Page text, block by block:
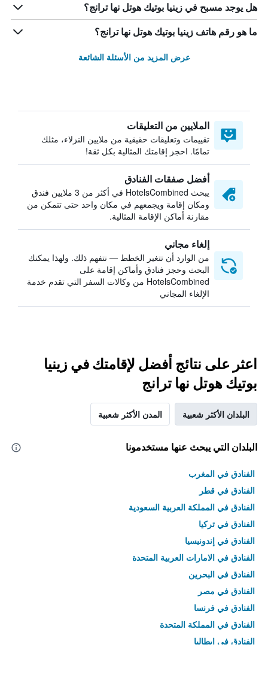
هل يوجد مسبح في زينيا بوتيك هوتل نها ترانج؟
ما هو رقم هاتف زينيا بوتيك هوتل نها ترانج؟
عرض المزيد من الأسئلة الشائعة
الملايين من التعليقات
تقييمات وتعليقات حقيقية من ملايين النزلاء، مثلك
تمامًا. احجز إقامتك المثالية بكل ثقة!
أفضل صفقات الفنادق
يبحث HotelsCombined في أكثر من 3 ملايين فندق
ومكان إقامة ويجمعهم في مكان واحد حتى تتمكن من
مقارنة أماكن الإقامة المثالية.
إلغاء مجاني
من الوارد أن تتغير الخطط — نتفهم ذلك. ولهذا يمكنك
البحث وحجز فنادق وأماكن إقامة على
HotelsCombined من وكالات السفر التي تقدم خدمة
الإلغاء المجاني
اعثر على نتائج أفضل لإقامتك في زينيا
بوتيك هوتل نها ترانج
البلدان الأكثر شعبية المدن الأكثر شعبية
البلدان التي يبحث عنها مستخدمونا
الفنادق في المغرب
الفنادق في قطر
الفنادق في المملكة العربية السعودية
الفنادق في تركيا
الفنادق في إندونيسيا
الفنادق في الامارات العربية المتحدة
الفنادق في البحرين
الفنادق في مصر
الفنادق في فرنسا
الفنادق في المملكة المتحدة
الفنادق في إيطاليا